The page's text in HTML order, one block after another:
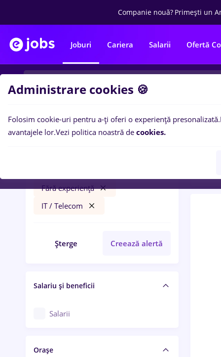
Companie nouă? Primești un
Joburi Cariera Salarii Ofertă
Filtre
Fără experiență
IT / Telecom
Șterge Creează alertă
Salariu și beneficii
Salarii
Orașe
0
Administrare cookies 🍪
Folosim cookie-uri pentru a-ți oferi o experiență presonalizată.
avantajele lor.Vezi politica noastră de cookies.